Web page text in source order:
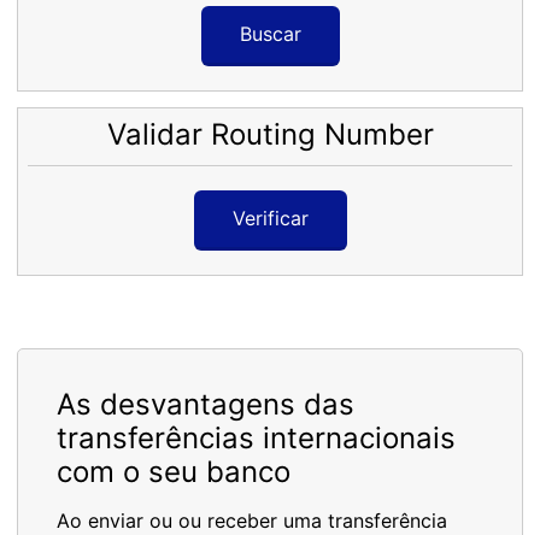
Buscar
Validar Routing Number
Verificar
As desvantagens das
transferências internacionais
com o seu banco
Ao enviar ou ou receber uma transferência